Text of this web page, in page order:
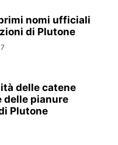
nomi ufficiali
di Plutone
delle catene
delle pianure
Plutone